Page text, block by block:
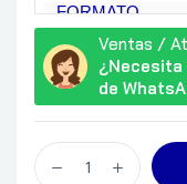
FORMATO
DIMENSIONES
PRODUCTO
CONDICIONES
OPERACION
Ventas /
de